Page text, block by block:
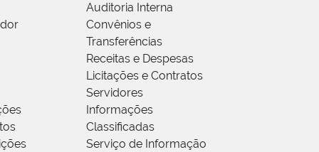
Auditoria Interna
Convênios e
Transferências
Receitas e Despesas
Licitações e Contratos
Servidores
Informações
Classificadas
Serviço de Informação